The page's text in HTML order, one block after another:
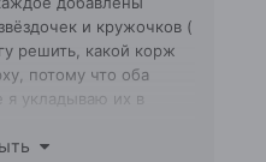
и кружочков (
решить, какой корж
потому что оба
я укладываю их в